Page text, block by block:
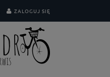
ZALOGUJ SIĘ